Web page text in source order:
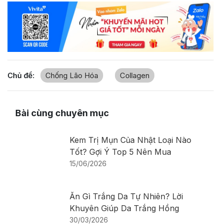
Chủ đề: Chống Lão Hóa Collagen
Bài cùng chuyên mục
Kem Trị Mụn Của Nhật Loại Nào
Tốt? Gợi Ý Top 5 Nên Mua
15/06/2026
Ăn Gì Trắng Da Tự Nhiên? Lời
Khuyên Giúp Da Trắng Hồng
30/03/2026